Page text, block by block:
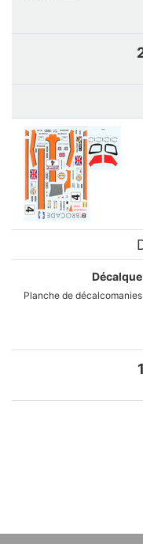
résine polyuréthane et 4
Kits fabriqués à la
Planche de